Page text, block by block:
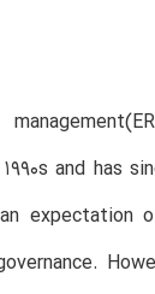
and has
expectation